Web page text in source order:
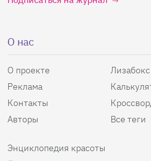
О нас
О проекте
Реклама
Контакты
Авторы
Лизабокс
Все теги
Энциклопедия красоты